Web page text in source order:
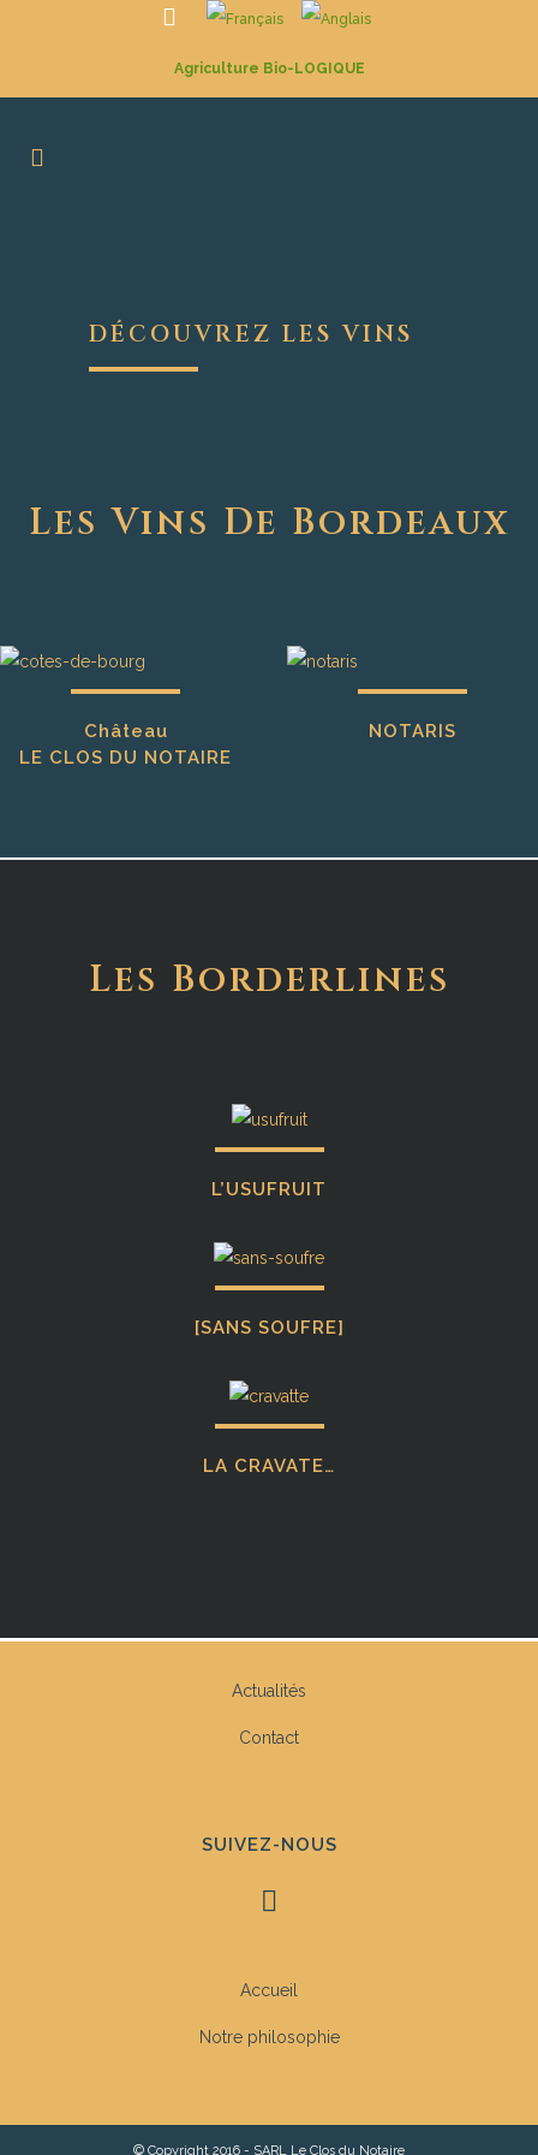
Agriculture Bio-LOGIQUE
DÉCOUVREZ LES VINS
Les Vins De Bordeaux
Château
LE CLOS DU NOTAIRE
NOTARIS
Les Borderlines
L’USUFRUIT
[SANS SOUFRE]
LA CRAVATE…
Actualités
Contact
SUIVEZ-NOUS
Accueil
Notre philosophie
© Copyright 2016 - SARL Le Clos du Notaire